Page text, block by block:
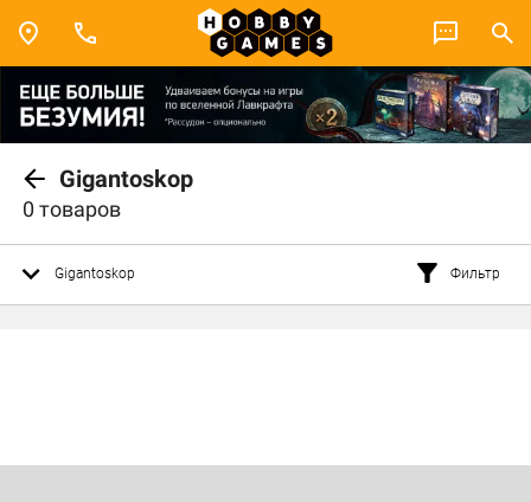
Gigantoskop
0 товаров
Gigantoskop Фильтр